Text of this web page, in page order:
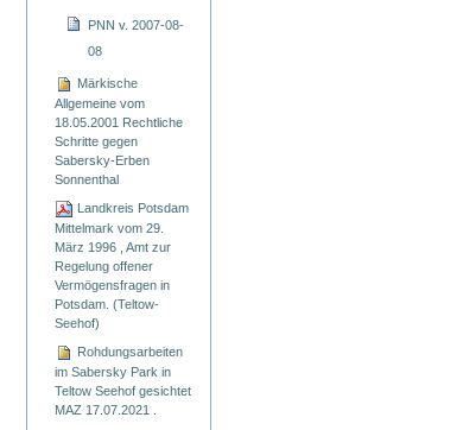
PNN v. 2007-08-
08
Märkische
Allgemeine vom
18.05.2001 Rechtliche
Schritte gegen
Sabersky-Erben
Sonnenthal
Landkreis Potsdam
Mittelmark vom 29.
März 1996 , Amt zur
Regelung offener
Vermögensfragen in
Potsdam. (Teltow-
Seehof)
Rohdungsarbeiten
im Sabersky Park in
Teltow Seehof gesichtet
MAZ 17.07.2021 .